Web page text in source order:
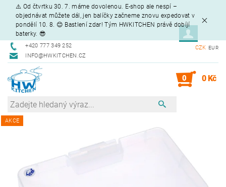
⚠️ Od čtvrtku 30. 7. máme dovolenou. E-shop ale nespí –
objednávat můžete dál, jen balíčky začneme znovu expedovat v
pondělí 10. 8. 😊 Bastlení zdar! Tým HWKITCHEN právě dobíjí
baterky. 😎
+420 777 349 252
INFO@HWKITCHEN.CZ
CZK EUR
0 0 Kč
AKCE